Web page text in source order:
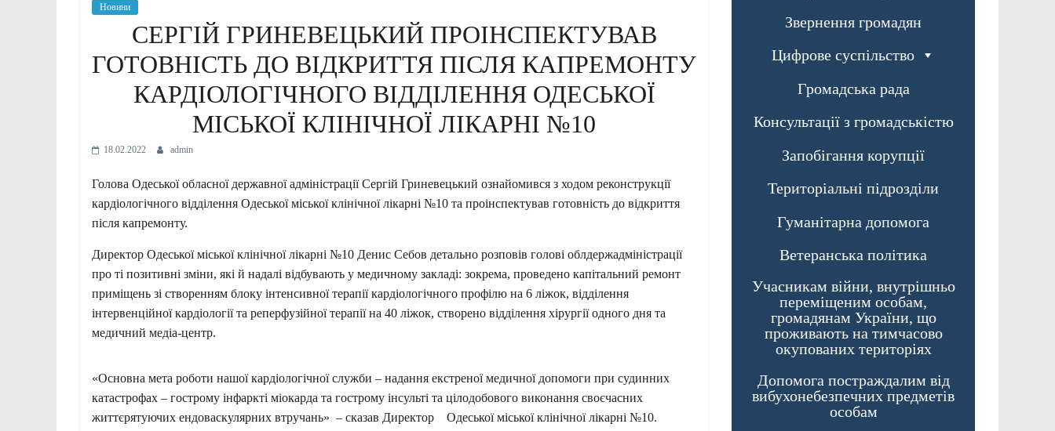
Новини
СЕРГІЙ ГРИНЕВЕЦЬКИЙ ПРОІНСПЕКТУВАВ
ГОТОВНІСТЬ ДО ВІДКРИТТЯ ПІСЛЯ КАПРЕМОНТУ
КАРДІОЛОГІЧНОГО ВІДДІЛЕННЯ ОДЕСЬКОЇ
МІСЬКОЇ КЛІНІЧНОЇ ЛІКАРНІ №10
18.02.2022 admin
Голова Одеської обласної державної адміністрації Сергій Гриневецький ознайомився з ходом реконструкції
кардіологічного відділення Одеської міської клінічної лікарні №10 та проінспектував готовність до відкриття
після капремонту.
Директор Одеської міської клінічної лікарні №10 Денис Себов детально розповів голові облдержадміністрації
про ті позитивні зміни, які й надалі відбувають у медичному закладі: зокрема, проведено капітальний ремонт
приміщень зі створенням блоку інтенсивної терапії кардіологічного профілю на 6 ліжок, відділення
інтервенційної кардіології та реперфузійної терапії на 40 ліжок, створено відділення хірургії одного дня та
медичний медіа-центр.
«Основна мета роботи нашої кардіологічної служби – надання екстреної медичної допомоги при судинних
катастрофах – гострому інфаркті міокарда та гострому інсульті та цілодобового виконання своєчасних
життєрятуючих ендоваскулярних втручань» – сказав Директор Одеської міської клінічної лікарні №10.
Звернення громадян
Цифрове суспільство
Громадська рада
Консультації з громадськістю
Запобігання корупції
Територіальні підрозділи
Гуманітарна допомога
Ветеранська політика
Учасникам війни, внутрішньо
переміщеним особам,
громадянам України, що
проживають на тимчасово
окупованих територіях
Допомога постраждалим від
вибухонебезпечних предметів
особам